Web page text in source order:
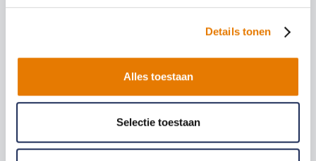
Details tonen
Alles toestaan
Selectie toestaan
Zwarte zaterdagen 2026: de drukste dagen
van de zomer en hoe je de file doorkomt